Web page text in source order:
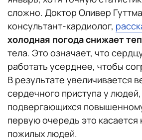
сложно. Доктор Оливер
консультант-кардиолог,
холодная погода снижает
тела. Это означает, что
работать усерднее, чтобы
В результате увеличивается
сердечного приступа у
подвергающихся
первую очередь это касается
пожилых людей.